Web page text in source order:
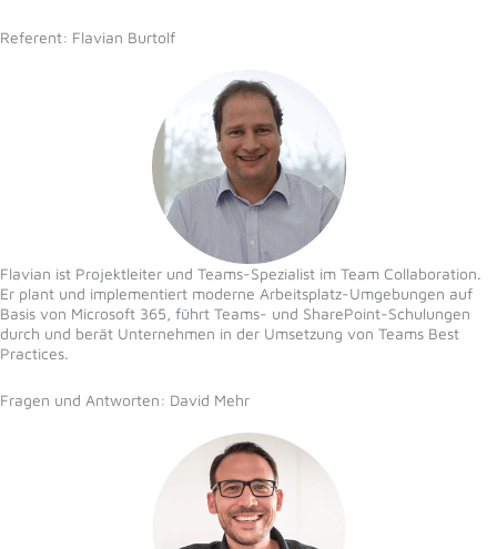
Referent: Flavian Burtolf
Flavian ist Projektleiter und Teams-Spezialist im Team Collaboration.
Er plant und implementiert moderne Arbeitsplatz-Umgebungen auf
Basis von Microsoft 365, führt Teams- und SharePoint-Schulungen
durch und berät Unternehmen in der Umsetzung von Teams Best
Practices.
Fragen und Antworten: David Mehr